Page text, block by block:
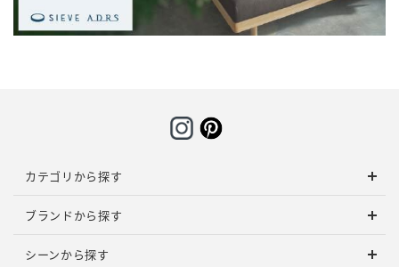
カテゴリから探す
ブランドから探す
シーンから探す